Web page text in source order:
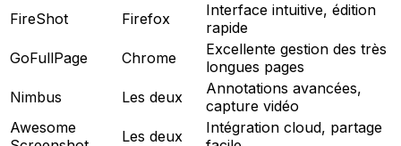
FireShot
Firefox
Interface intuitive, édition
rapide
GoFullPage
Chrome
Excellente gestion des très
longues pages
Nimbus
Les deux
Annotations avancées,
capture vidéo
Awesome
Les deux
Intégration cloud, partage